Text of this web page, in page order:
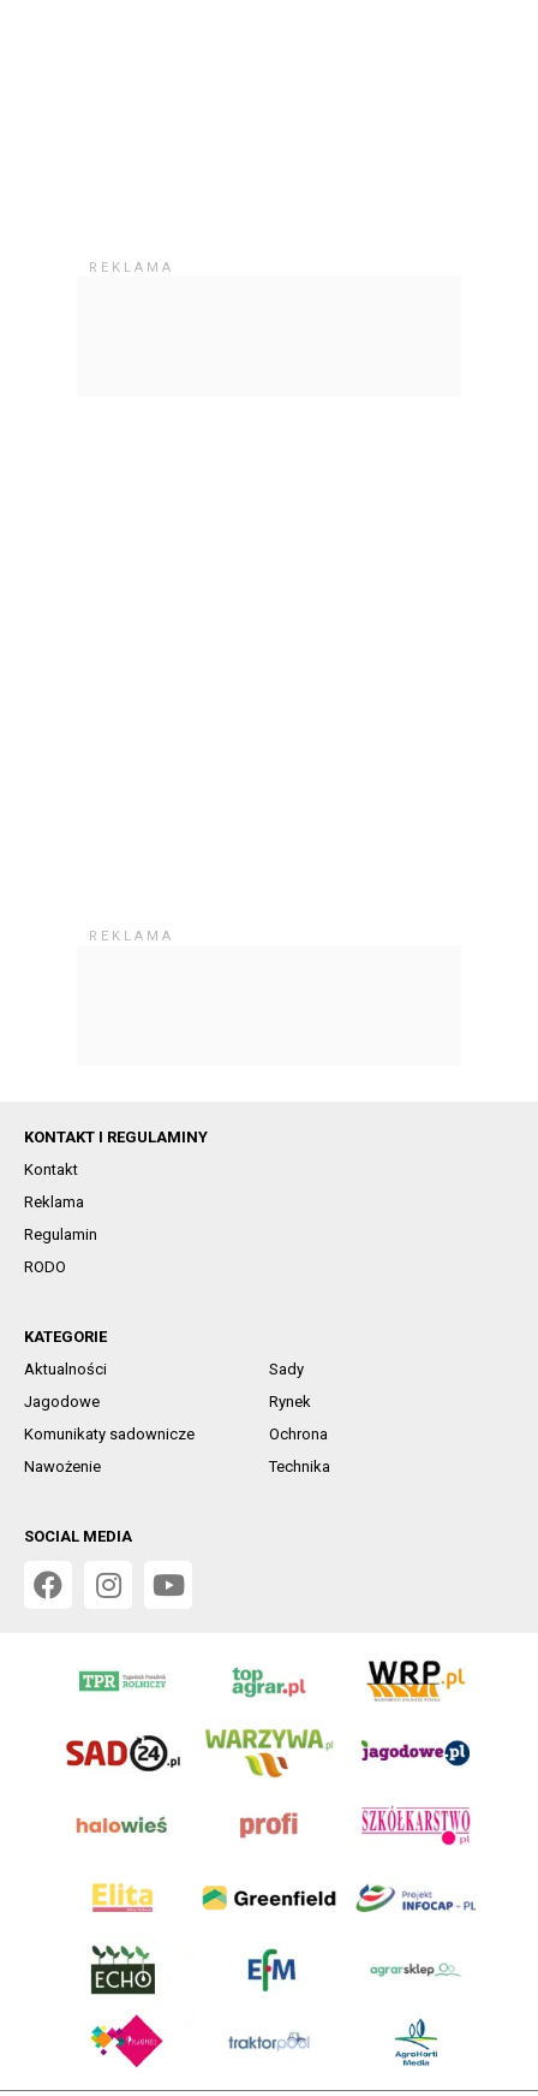
KONTAKT I REGULAMINY
Kontakt
Reklama
Regulamin
RODO
KATEGORIE
Aktualności
Sady
Jagodowe
Rynek
Komunikaty sadownicze
Ochrona
Nawożenie
Technika
SOCIAL MEDIA